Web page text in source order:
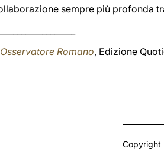
sempre più profonda
Romano, Edizione
Copyright